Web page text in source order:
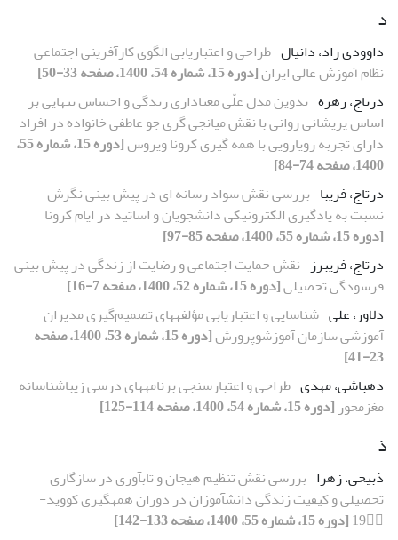
د
داوودی راد، دانیال طراحی و اعتباریابی الگوی کارآفرینی اجتماعی
نظام آموزش عالی ایران[دوره 15، شماره 54، 1400، صفحه 33-50]
درتاج، زهره تدوین مدل علّی معناداری زندگی و احساس تنهایی بر
اساس پریشانی روانی با نقش میانجی‎ گری جو عاطفی خانواده در افراد
دارای تجربه رویارویی با همه‎ گیری کرونا ویروس
[دوره 15، شماره 55،
1400، صفحه 74-84]
درتاج، فریبا بررسی نقش سواد رسانه ‏ای در پیش‏ بینی نگرش
نسبت به یادگیری الکترونیکی دانشجویان و اساتید در ایام کرونا
[دوره 15، شماره 55، 1400، صفحه 85-97]
درتاج، فریبرز نقش حمایت اجتماعی و رضایت از زندگی در پیش بینی
فرسودگی تحصیلی[دوره 15، شماره 52، 1400، صفحه 7-16]
دلاور، علی شناسایی و اعتباریابی مؤلفه‏های تصمیم‌گیری مدیران
آموزشی سازمان آموزش‏وپرورش
[دوره 15، شماره 53، 1400، صفحه
23-41]
دهباشی، مهدی طراحی و اعتبارسنجی برنامه‏های درسی زیباشناسانه
مغزمحور [دوره 15، شماره 54، 1400، صفحه 114-125]
ذ
ذبیحی، زهرا بررسی نقش تنظیم هیجان و تاب‏آوری در سازگاری
تحصیلی و کیفیت زندگی دانش‏آموزان در دوران همه‏گیری کووید-
19[دوره 15، شماره 55، 1400، صفحه 133-142]